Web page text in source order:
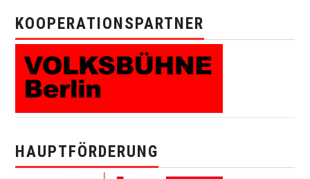
KOOPERATIONSPARTNER
HAUPTFÖRDERUNG